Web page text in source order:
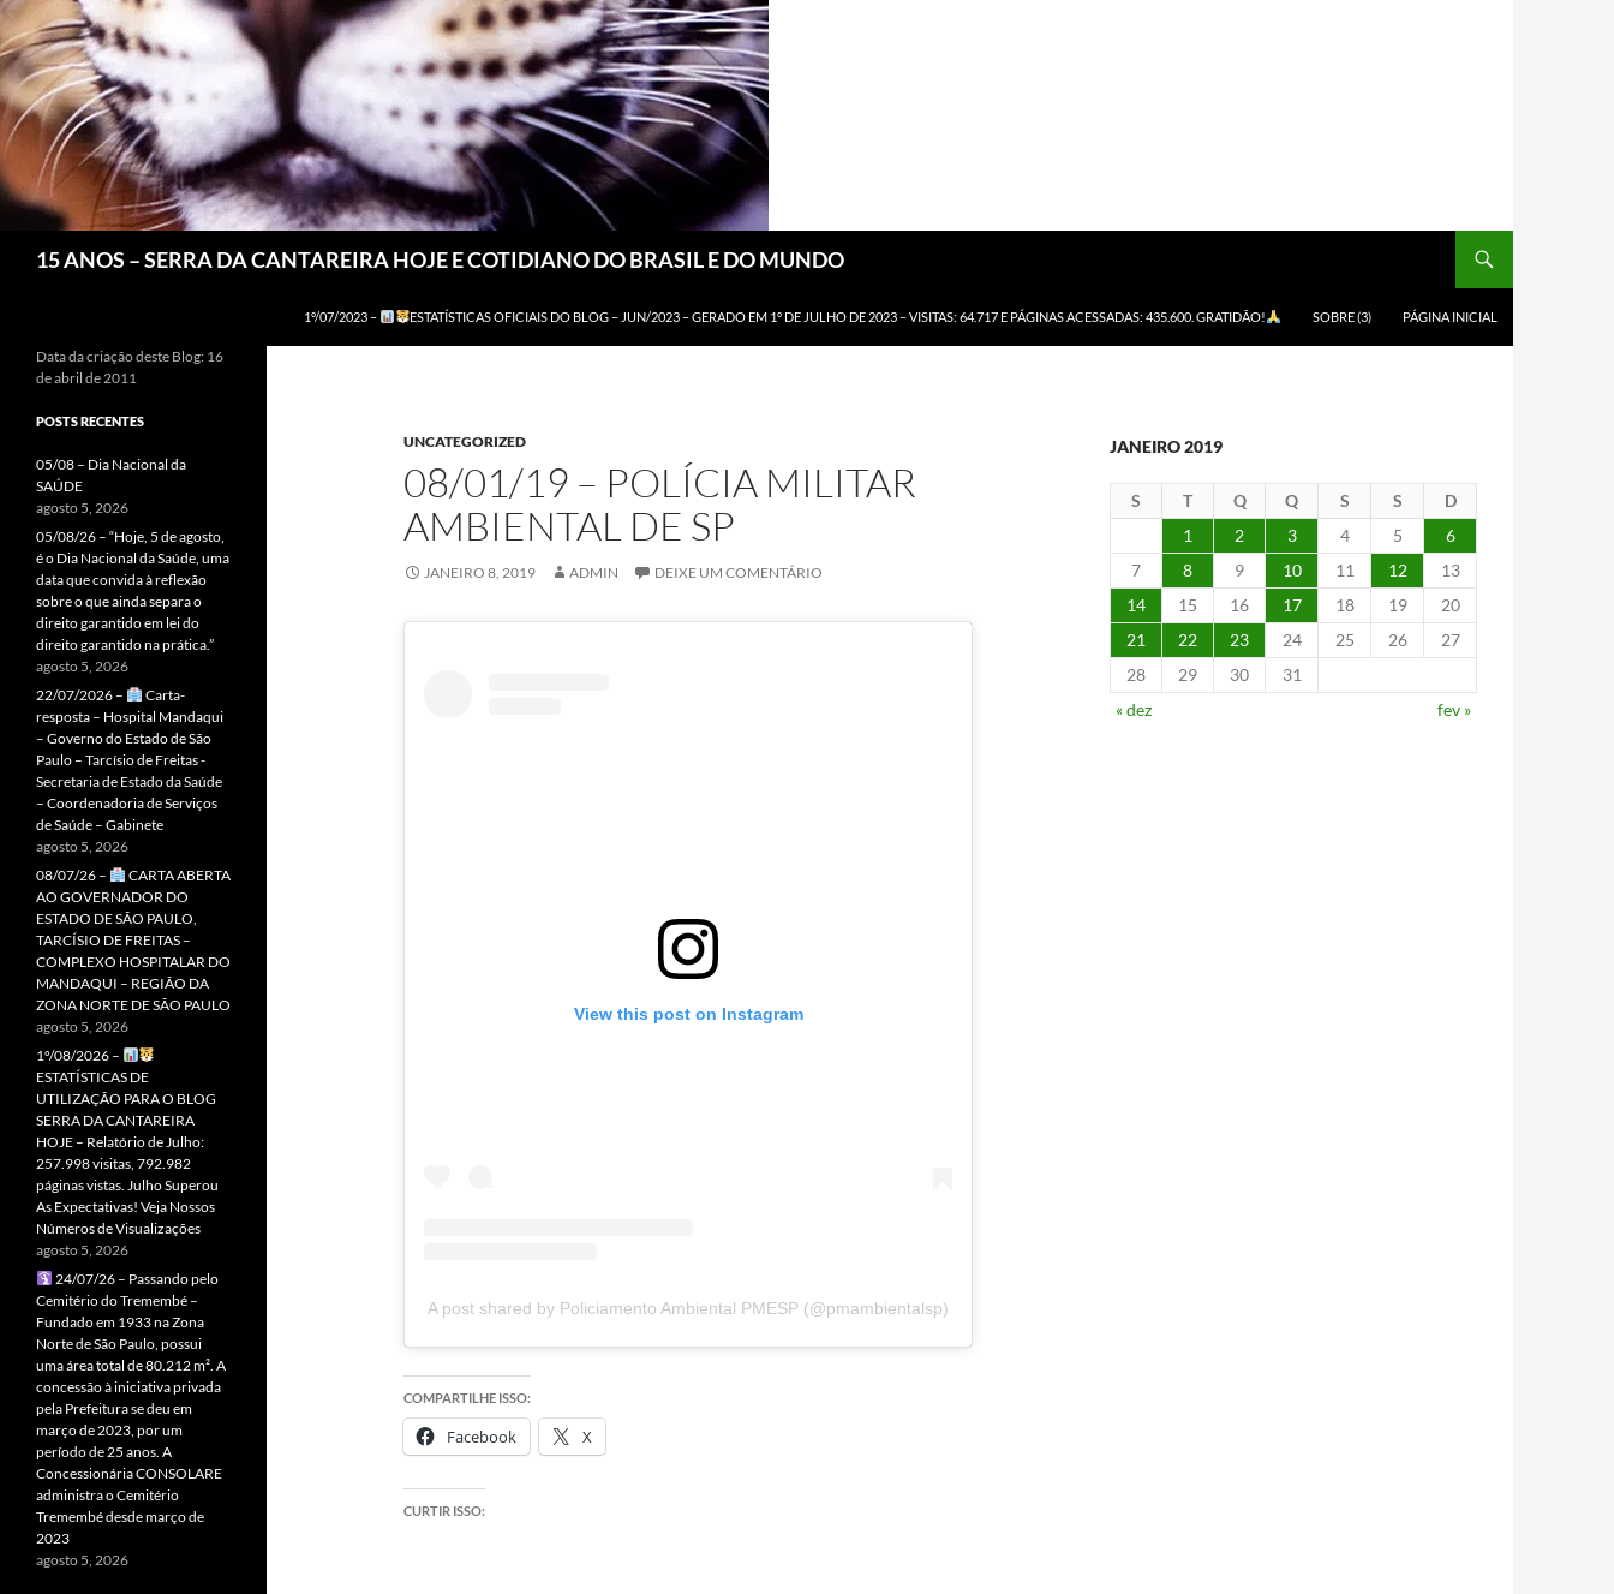
15 ANOS – SERRA DA CANTAREIRA HOJE E COTIDIANO DO BRASIL E DO MUNDO
1º/07/2023 – ESTATÍSTICAS OFICIAIS DO BLOG – JUN/2023 – GERADO EM 1º DE JULHO DE 2023 – VISITAS: 64.717 E PÁGINAS ACESSADAS: 435.600. GRATIDÃO! SOBRE (3) PÁGINA INICIAL
UNCATEGORIZED
08/01/19 – POLÍCIA MILITAR
AMBIENTAL DE SP
JANEIRO 8, 2019 ADMIN DEIXE UM COMENTÁRIO
View this post on Instagram
A post shared by Policiamento Ambiental PMESP (@pmambientalsp)
COMPARTILHE ISSO:
Facebook X
CURTIR ISSO:
JANEIRO 2019
S T Q Q S S
D
1
2 3 4 5
6
7
8 9 10 11 12
13
14
15 16 17 18 19
20
21
22 23 24 25 26
27
28
29 30
31
« dez
fev »
Data da criação deste Blog: 16
de abril de 2011
POSTS RECENTES
05/08 – Dia Nacional da
SAÚDE
agosto 5, 2026
05/08/26 – “Hoje, 5 de agosto,
é o Dia Nacional da Saúde, uma
data que convida à reflexão
sobre o que ainda separa o
direito garantido em lei do
direito garantido na prática.”
agosto 5, 2026
22/07/2026 –
Carta-
resposta – Hospital Mandaqui
– Governo do Estado de São
Paulo – Tarcísio de Freitas -
Secretaria de Estado da Saúde
– Coordenadoria de Serviços
de Saúde – Gabinete
agosto 5, 2026
08/07/26 –
CARTA ABERTA
AO GOVERNADOR DO
ESTADO DE SÃO PAULO,
TARCÍSIO DE FREITAS –
COMPLEXO HOSPITALAR DO
MANDAQUI – REGIÃO DA
ZONA NORTE DE SÃO PAULO
agosto 5, 2026
1º/08/2026 –
ESTATÍSTICAS DE
UTILIZAÇÃO PARA O BLOG
SERRA DA CANTAREIRA
HOJE – Relatório de Julho:
257.998 visitas, 792.982
páginas vistas. Julho Superou
As Expectativas! Veja Nossos
Números de Visualizações
agosto 5, 2026
24/07/26 – Passando pelo
Cemitério do Tremembé –
Fundado em 1933 na Zona
Norte de São Paulo, possui
uma área total de 80.212 m². A
concessão à iniciativa privada
pela Prefeitura se deu em
março de 2023, por um
período de 25 anos. A
Concessionária CONSOLARE
administra o Cemitério
Tremembé desde março de
2023
agosto 5, 2026